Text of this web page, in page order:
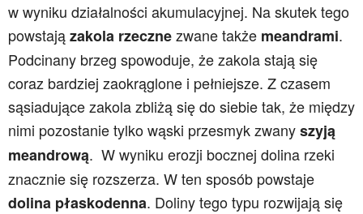
w wyniku działalności akumulacyjnej. Na skutek tego
powstajązakola rzecznezwane także meandrami.
Podcinany brzeg spowoduje, że zakola stają się
coraz bardziej zaokrąglone i pełniejsze. Z czasem
sąsiadujące zakola zbliżą się do siebie tak, że między
nimi pozostanie tylko wąski przesmyk zwanyszyją
meandrową. W wyniku erozji bocznej dolina rzeki
znacznie się rozszerza. W ten sposób powstaje
dolina płaskodenna. Doliny tego typu rozwijają się